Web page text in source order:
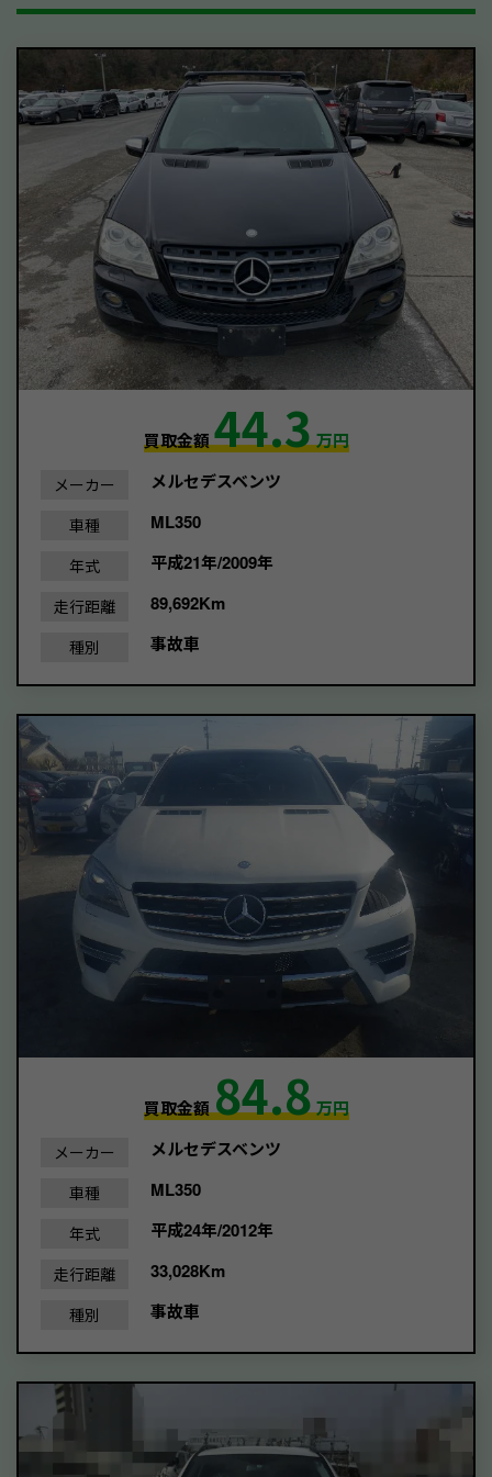
買取金額44.3万円
メーカー メルセデスベンツ
車種 ML350
年式 平成21年/2009年
走行距離 89,692Km
種別 事故車
買取金額84.8万円
メーカー メルセデスベンツ
車種 ML350
年式 平成24年/2012年
走行距離 33,028Km
種別 事故車